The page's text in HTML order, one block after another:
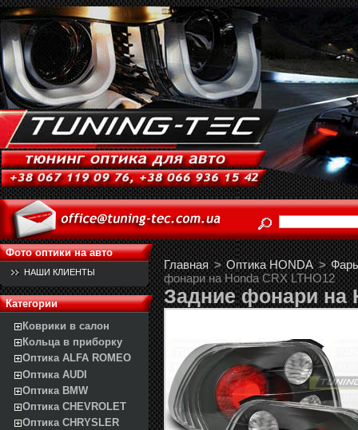
Фото оптики на авто
НАШИ КЛИЕНТЫ
Категории
Коврики в салон
Кольца в приборку
Оптика ALFA ROMEO
Оптика AUDI
Оптика BMW
Оптика CHEVROLET
Оптика CHRYSLER
Главная > Оптика HONDA >
фонари на Honda CRX LTHO12
Задние фонари на